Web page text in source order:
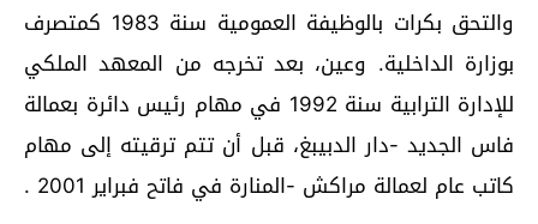
والتحق بكرات بالوظيفة العمومية سنة 1983 كمتصرف
بوزارة الداخلية. وعين، بعد تخرجه من المعهد الملكي
للإدارة الترابية سنة 1992 في مهام رئيس دائرة بعمالة
فاس الجديد -دار الدبيبغ، قبل أن تتم ترقيته إلى مهام
كاتب عام لعمالة مراكش -المنارة في فاتح فبراير 2001 .